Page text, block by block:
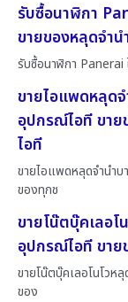
รับซื้อนาฬิกา
ขายของหลุดจำน
รับซื้อนาฬิกา Panerai
ขายไอแพดหลุดจ
อุปกรณ์ไอที ขา
ไอที
ขายไอแพดหลุดจำนำบ
ของทุกช
ขายโน๊ตบุ๊คเลอโ
อุปกรณ์ไอที ขาย
ขายโน๊ตบุ๊คเลอโนโวห
ของ